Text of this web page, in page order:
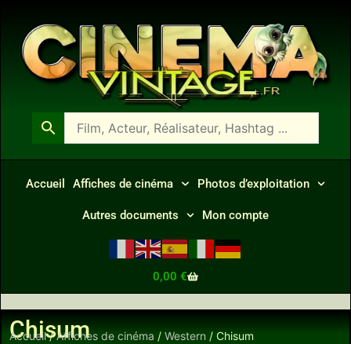
Accueil Affiches de cinéma Photos d’exploitation
Autres documents Mon compte
0,00 €
Chisum
Accueil/Affiches de cinéma / Western / Chisum